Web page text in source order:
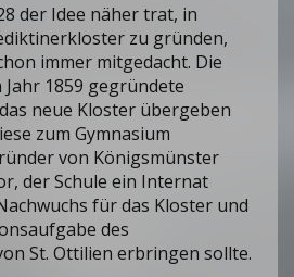
der Idee näher trat, in
zu gründen,
immer mitgedacht. Die
1859 gegründete
neue Kloster übergeben
zum Gymnasium
von Königsmünster
der Schule ein Internat
für das Kloster und
des
St. Ottilien erbringen sollte.